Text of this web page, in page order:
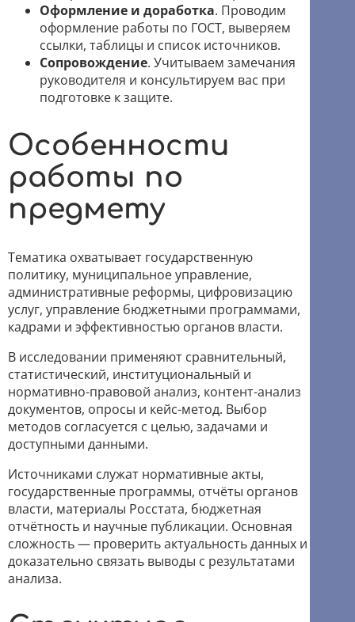
Оформление и доработка. Проводим
оформление работы по ГОСТ, выверяем
ссылки, таблицы и список источников.
Сопровождение. Учитываем замечания
руководителя и консультируем вас при
подготовке к защите.
Особенности
работы по
предмету
Тематика охватывает государственную
политику, муниципальное управление,
административные реформы, цифровизацию
услуг, управление бюджетными программами,
кадрами и эффективностью органов власти.
В исследовании применяют сравнительный,
статистический, институциональный и
нормативно-правовой анализ, контент-анализ
документов, опросы и кейс-метод. Выбор
методов согласуется с целью, задачами и
доступными данными.
Источниками служат нормативные акты,
государственные программы, отчёты органов
власти, материалы Росстата, бюджетная
отчётность и научные публикации. Основная
сложность — проверить актуальность данных и
доказательно связать выводы с результатами
анализа.